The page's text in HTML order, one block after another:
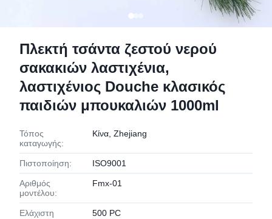
Πλεκτή τσάντα ζεστού νερού
σακακιών λαστιχένια,
λαστιχένιος Douche κλασικός
παιδιών μπουκαλιών 1000ml
Τόπος
καταγωγής:
Κίνα, Zhejiang
Πιστοποίηση: ISO9001
Αριθμός
μοντέλου:
Fmx-01
Ελάχιστη
500 PC